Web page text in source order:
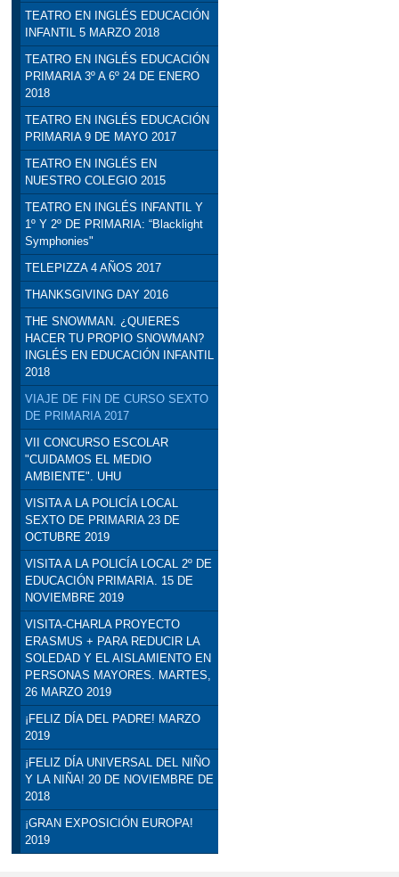
TEATRO EN INGLÉS EDUCACIÓN
INFANTIL 5 MARZO 2018
TEATRO EN INGLÉS EDUCACIÓN
PRIMARIA 3º A 6º 24 DE ENERO
2018
TEATRO EN INGLÉS EDUCACIÓN
PRIMARIA 9 DE MAYO 2017
TEATRO EN INGLÉS EN
NUESTRO COLEGIO 2015
TEATRO EN INGLÉS INFANTIL Y
1º Y 2º DE PRIMARIA: “Blacklight
Symphonies"
TELEPIZZA 4 AÑOS 2017
THANKSGIVING DAY 2016
THE SNOWMAN. ¿QUIERES
HACER TU PROPIO SNOWMAN?
INGLÉS EN EDUCACIÓN INFANTIL
2018
VIAJE DE FIN DE CURSO SEXTO
DE PRIMARIA 2017
VII CONCURSO ESCOLAR
"CUIDAMOS EL MEDIO
AMBIENTE". UHU
VISITA A LA POLICÍA LOCAL
SEXTO DE PRIMARIA 23 DE
OCTUBRE 2019
VISITA A LA POLICÍA LOCAL 2º DE
EDUCACIÓN PRIMARIA. 15 DE
NOVIEMBRE 2019
VISITA-CHARLA PROYECTO
ERASMUS + PARA REDUCIR LA
SOLEDAD Y EL AISLAMIENTO EN
PERSONAS MAYORES. MARTES,
26 MARZO 2019
¡FELIZ DÍA DEL PADRE! MARZO
2019
¡FELIZ DÍA UNIVERSAL DEL NIÑO
Y LA NIÑA! 20 DE NOVIEMBRE DE
2018
¡GRAN EXPOSICIÓN EUROPA!
2019